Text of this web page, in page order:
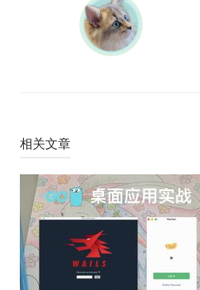
相关文章